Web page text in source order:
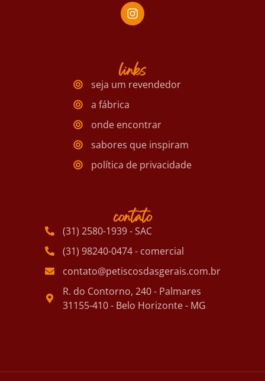
links
seja um revendedor
a fábrica
onde encontrar
sabores que inspiram
política de privacidade
contato
(31) 2580-1939 - SAC
(31) 98240-0474 - comercial
contato@petiscosdasgerais.com.br
R. do Contorno, 240 - Palmares
31155-410 - Belo Horizonte - MG